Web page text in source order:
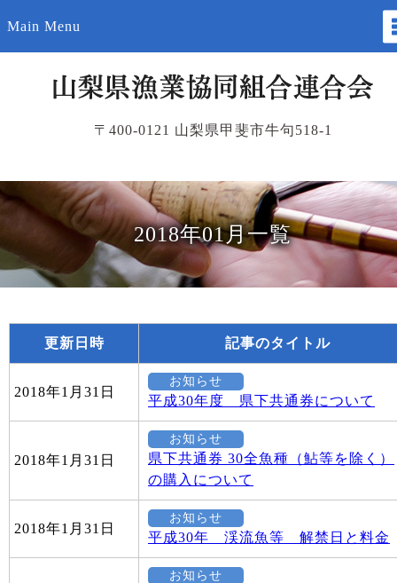
Main Menu
〒400-0121 山梨県甲斐市牛句518-1
2018年01月一覧
更新日時 記事のタイトル
2018年1月31日
お知らせ
平成30年度 県下共通券について
2018年1月31日
お知らせ
県下共通券 30全魚種（鮎等を除く）
の購入について
2018年1月31日
お知らせ
平成30年 渓流魚等 解禁日と料金
お知らせ